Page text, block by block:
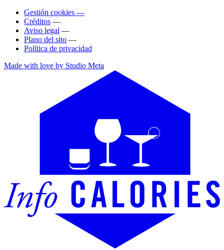
Gestión cookies —
Créditos —
Aviso legal —
Plano del sito —
Política de privacidad
Made with love by Studio Meta